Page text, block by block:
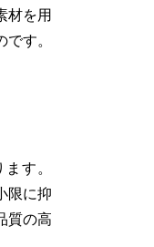
材を用
す。
す。
限に抑
質の高